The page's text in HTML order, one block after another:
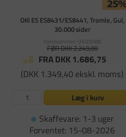
OKI ES ES8431/ES8441, Tromle, Gul,
30.000 sider
Varenummer: OKI29588
FØR DKK 2.249,00
FRA DKK 1.686,75
(DKK 1.349,40 ekskl. moms)
Læg i kurv
Skaffevare: 1-3 uger
Forventet: 15-08-2026